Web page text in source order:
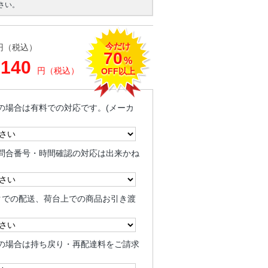
。
（税込）
円（税込）
今だけ
70%
OFF以上
場合は有料での対応です。(メーカ
合番号・時間確認の対応は出来かね
の配送、荷台上での商品お引き渡
場合は持ち戻り・再配達料をご請求